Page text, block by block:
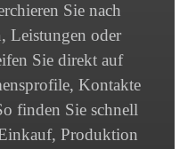
Sie nach
Leistungen oder
Sie direkt auf
Kontakte
finden Sie schnell
Produktion